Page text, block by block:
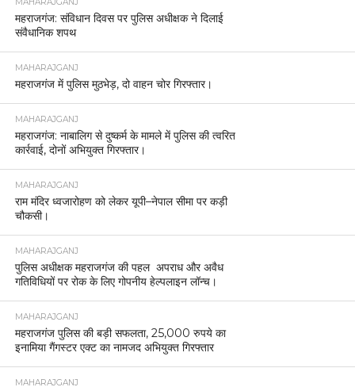
महराजगंज: संविधान दिवस पर पुलिस अधीक्षक ने दिलाई
संवैधानिक शपथ
MAHARAJGANJ
महराजगंज में पुलिस मुठभेड़, दो वाहन चोर गिरफ्तार।
MAHARAJGANJ
महराजगंज: नाबालिग से दुष्कर्म के मामले में पुलिस की त्वरित
कार्रवाई, दोनों अभियुक्त गिरफ्तार।
MAHARAJGANJ
राम मंदिर ध्वजारोहण को लेकर यूपी–नेपाल सीमा पर कड़ी
चौकसी।
MAHARAJGANJ
पुलिस अधीक्षक महराजगंज की पहल अपराध और अवैध
गतिविधियों पर रोक के लिए गोपनीय हेल्पलाइन लॉन्च।
MAHARAJGANJ
महराजगंज पुलिस की बड़ी सफलता, 25,000 रुपये का
इनामिया गैंगस्टर एक्ट का नामजद अभियुक्त गिरफ्तार
MAHARAJGANJ